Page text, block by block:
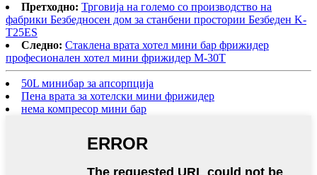
Претходно: Трговија на големо со производство на
фабрики Безбедносен дом за станбени простории Безбеден K-
T25ES
Следно: Стаклена врата хотел мини бар фрижидер
професионален хотел мини фрижидер М-30Т
50L минибар за апсорпција
Пена врата за хотелски мини фрижидер
нема компресор мини бар